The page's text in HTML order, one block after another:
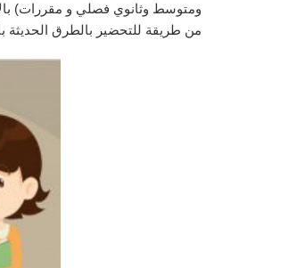
ومتوسط وثانوي فصلي و مقررات)
من طريقة للتحضير بالطرق الحديثة